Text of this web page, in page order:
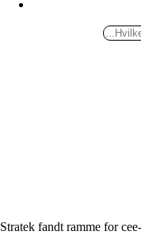
Stratek fandt ramme for